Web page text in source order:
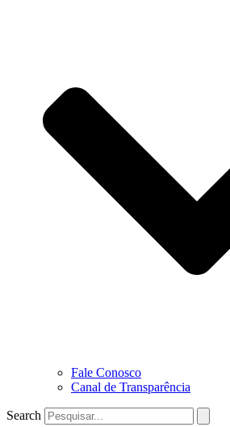
Fale Conosco
Canal de Transparência
Search